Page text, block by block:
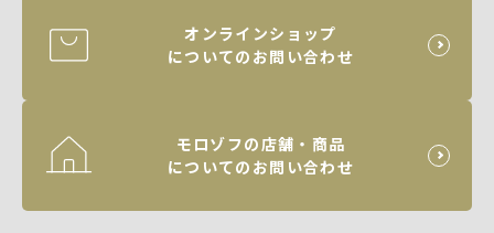
オンラインショップ
についてのお問い合わせ
モロゾフの店舗・商品
についてのお問い合わせ